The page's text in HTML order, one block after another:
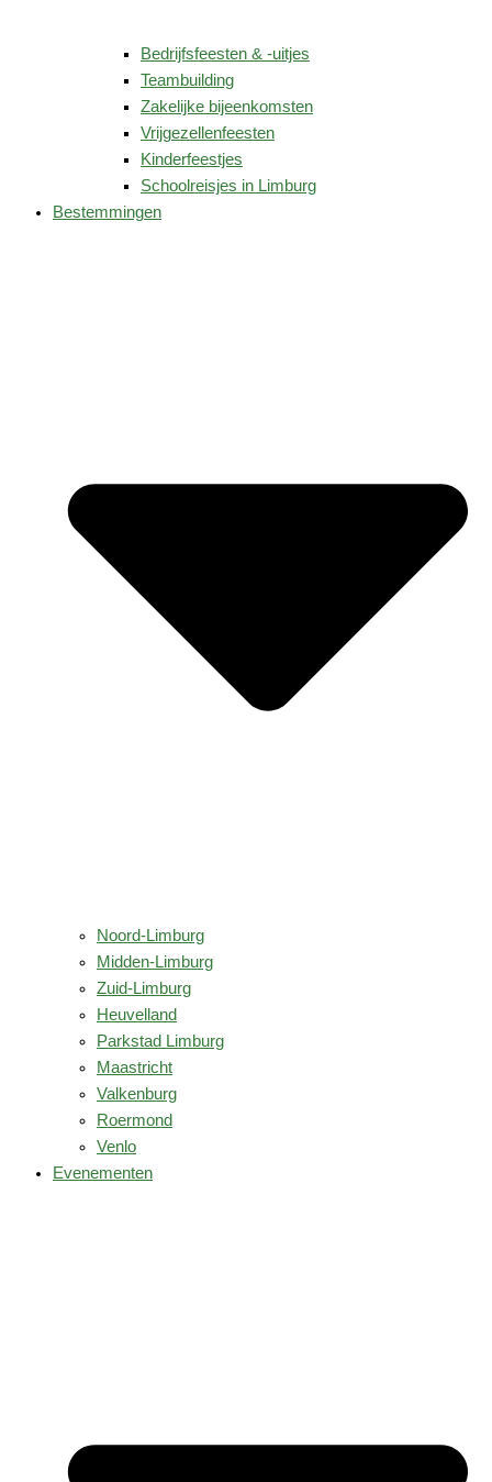
Bedrijfsfeesten & -uitjes
Teambuilding
Zakelijke bijeenkomsten
Vrijgezellenfeesten
Kinderfeestjes
Schoolreisjes in Limburg
Bestemmingen
Noord-Limburg
Midden-Limburg
Zuid-Limburg
Heuvelland
Parkstad Limburg
Maastricht
Valkenburg
Roermond
Venlo
Evenementen